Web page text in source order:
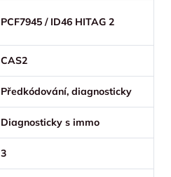
PCF7945 / ID46 HITAG 2
CAS2
Předkódování, diagnosticky
Diagnosticky s immo
3